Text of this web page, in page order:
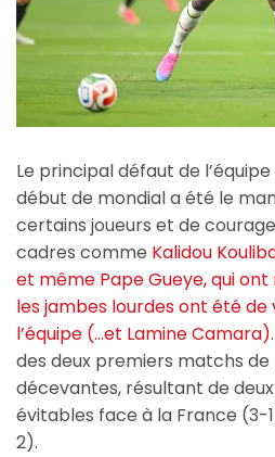
Le principal défaut de
début de mondial a été le
certains joueurs et de
cadres comme Kalidou
et même Pape Gueye, qui
les jambes lourdes ont été
l’équipe (…et Lamine Camara).
des deux premiers matchs
décevantes, résultant de
évitables face à la France (3-
2).